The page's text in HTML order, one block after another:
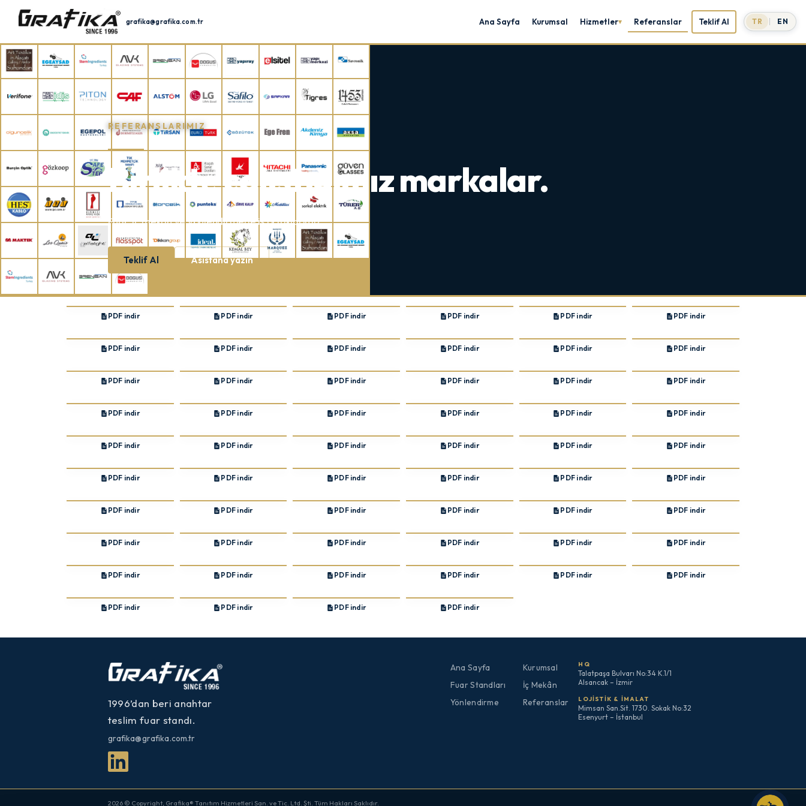
grafika@grafika.com.tr Ana Sayfa Kurumsal Hizmetler Referanslar Teklif Al TR EN
REFERANSLARIMIZ
Birlikte çalıştığımız markalar.
Fuar, iç mekân ve yönlendirmede iş ortaklarımız.
Teklif Al Asistana yazın
PDF indir PDF indir PDF indir PDF indir PDF indir PDF indir
PDF indir PDF indir PDF indir PDF indir PDF indir PDF indir
PDF indir PDF indir PDF indir PDF indir PDF indir PDF indir
PDF indir PDF indir PDF indir PDF indir PDF indir PDF indir
PDF indir PDF indir PDF indir PDF indir PDF indir PDF indir
PDF indir PDF indir PDF indir PDF indir PDF indir PDF indir
PDF indir PDF indir PDF indir PDF indir PDF indir PDF indir
PDF indir PDF indir PDF indir PDF indir PDF indir PDF indir
PDF indir PDF indir PDF indir PDF indir PDF indir PDF indir
PDF indir PDF indir PDF indir PDF indir
1996’dan beri anahtar
teslim fuar standı.
grafika@grafika.com.tr
Ana Sayfa
Kurumsal
Fuar Standları
İç Mekân
Yönlendirme
Referanslar
HQ
Talatpaşa Bulvarı No:34 K.1/1
Alsancak – İzmir
LOJISTIK & İMALAT
Mimsan San.Sit. 1730. Sokak No:32
Esenyurt – İstanbul
2026 © Copyright, Grafika® Tanıtım Hizmetleri San. ve Tic. Ltd. Şti. Tüm Hakları Saklıdır.